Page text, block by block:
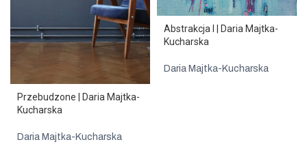
Przebudzone | Daria Majtka-
Kucharska
Daria Majtka-Kucharska
Abstrakcja I | Daria Majtka-
Kucharska
Daria Majtka-Kucharska